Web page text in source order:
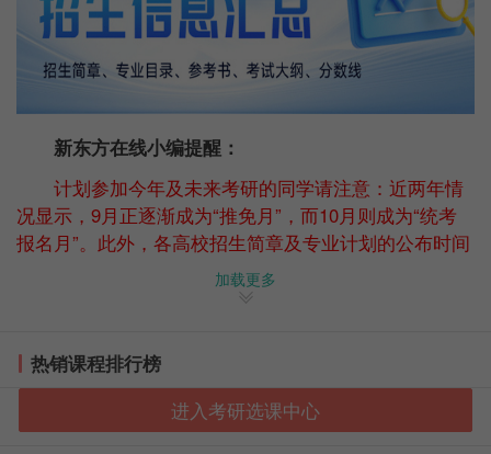
新东方在线小编提醒：
计划参加今年及未来考研的同学请注意：近两年情
况显示，9月正逐渐成为“推免月”，而10月则成为“统考
报名月”。此外，各高校招生简章及专业计划的公布时间
也不再集中于9月初，若推迟至9月下旬发布，将为今年
沈阳理工大学2026考研预报名时间：
加载更多
热销课程排行榜
进入考研选课中心